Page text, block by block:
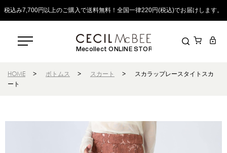
税込み7,700円以上のご購入で送料無料！全国一律220円(税込)でお届けします。
Mecollect ONLINE STORE
HOME > ボトムス > スカート >
スカラップレースタイトスカ
ート